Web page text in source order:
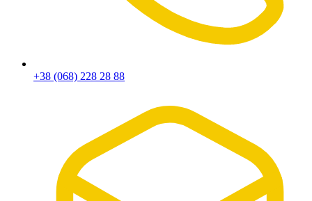
+38 (068) 228 28 88